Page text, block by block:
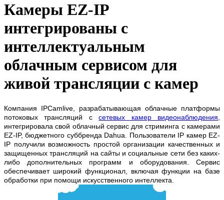
Камеры EZ-IP
интегрированы с
интеллектуальным
облачным сервисом для
живой трансляции с камер
Компания IPCamlive, разрабатывающая облачные платформы
потоковых трансляций ссетевых камер видеонаблюдения
интегрировала свой облачный сервис для стриминга с камерами
EZ-IP, бюджетного суббренда Dahua. Пользователи IP камер EZ-
IP получили возможность простой организации качественных и
защищенных трансляций на сайты и социальные сети без каких-
либо дополнительных программ и оборудования. Сервис
обеспечивает широкий функционал, включая функции на базе
обработки при помощи искусственного интеллекта.